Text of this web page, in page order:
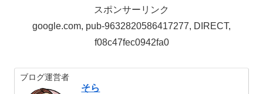
スポンサーリンク
google.com, pub-9632820586417277, DIRECT,
f08c47fec0942fa0
ブログ運営者
そら